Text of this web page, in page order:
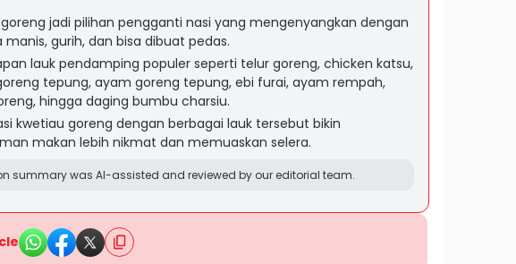
jadi pilihan pengganti nasi yang mengenyangkan dengan
manis, gurih, dan bisa dibuat pedas.
lauk pendamping populer seperti telur goreng, chicken katsu,
tepung, ayam goreng tepung, ebi furai, ayam rempah,
hingga daging bumbu charsiu.
kwetiau goreng dengan berbagai lauk tersebut bikin
makan lebih nikmat dan memuaskan selera.
summary was AI-assisted and reviewed by our editorial team.